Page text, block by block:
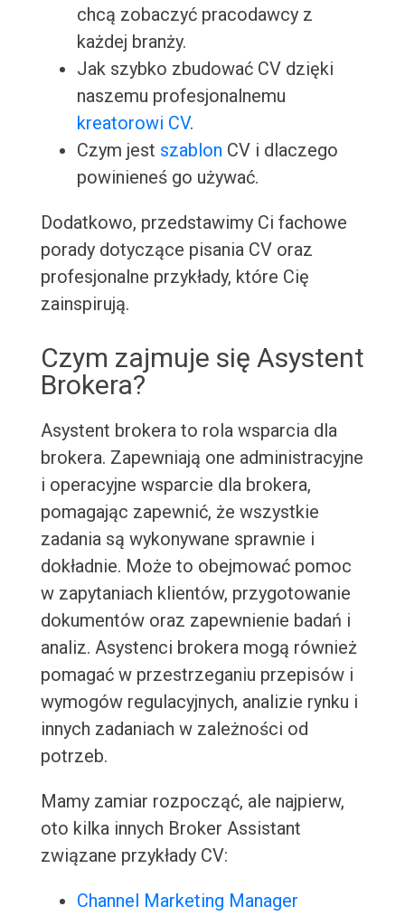
chcą zobaczyć pracodawcy z
każdej branży.
Jak szybko zbudować CV dzięki
naszemu profesjonalnemu
kreatorowi CV.
Czym jest szablon CV i dlaczego
powinieneś go używać.
Dodatkowo, przedstawimy Ci fachowe
porady dotyczące pisania CV oraz
profesjonalne przykłady, które Cię
zainspirują.
Czym zajmuje się Asystent
Brokera?
Asystent brokera to rola wsparcia dla
brokera. Zapewniają one administracyjne
i operacyjne wsparcie dla brokera,
pomagając zapewnić, że wszystkie
zadania są wykonywane sprawnie i
dokładnie. Może to obejmować pomoc
w zapytaniach klientów, przygotowanie
dokumentów oraz zapewnienie badań i
analiz. Asystenci brokera mogą również
pomagać w przestrzeganiu przepisów i
wymogów regulacyjnych, analizie rynku i
innych zadaniach w zależności od
potrzeb.
Mamy zamiar rozpocząć, ale najpierw,
oto kilka innych Broker Assistant
związane przykłady CV:
Channel Marketing Manager